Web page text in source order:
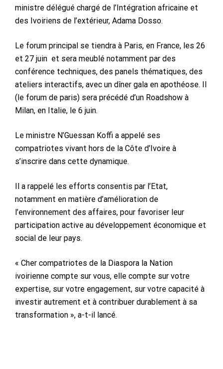
ministre délégué chargé de l’Intégration africaine et
des Ivoiriens de l’extérieur, Adama Dosso.
Le forum principal se tiendra à Paris, en France, les 26
et 27 juin et sera meublé notamment par des
conférence techniques, des panels thématiques, des
ateliers interactifs, avec un dîner gala en apothéose. Il
(le forum de paris) sera précédé d’un Roadshow à
Milan, en Italie, le 6 juin.
Le ministre N’Guessan Koffi a appelé ses
compatriotes vivant hors de la Côte d’Ivoire à
s’inscrire dans cette dynamique.
Il a rappelé les efforts consentis par l’Etat,
notamment en matière d’amélioration de
l’environnement des affaires, pour favoriser leur
participation active au développement économique et
social de leur pays.
« Cher compatriotes de la Diaspora la Nation
ivoirienne compte sur vous, elle compte sur votre
expertise, sur votre engagement, sur votre capacité à
investir autrement et à contribuer durablement à sa
transformation », a-t-il lancé.